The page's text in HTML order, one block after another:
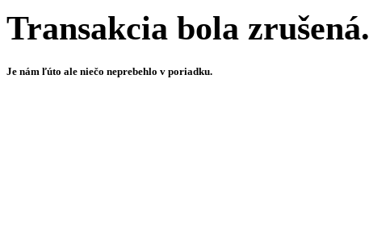
Transakcia bola zrušená.
Je nám ľúto ale niečo neprebehlo v poriadku.